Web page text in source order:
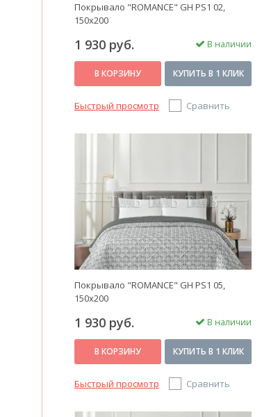
Покрывало "ROMANCE" GH PS1 02,
150х200
1 930 руб. В наличии
В КОРЗИНУ КУПИТЬ В 1 КЛИК
Быстрый просмотр Сравнить
Покрывало "ROMANCE" GH PS1 05,
150х200
1 930 руб. В наличии
В КОРЗИНУ КУПИТЬ В 1 КЛИК
Быстрый просмотр Сравнить